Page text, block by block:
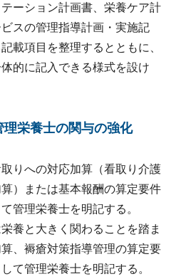
ーション計画書、栄養ケア計
スの管理指導計画・実施記
載項目を整理するとともに、
的に記入できる様式を設け
栄養士の関与の強化
りへの対応加算（看取り介護
）または基本報酬の算定要件
管理栄養士を明記する。
養と大きく関わることを踏ま
、褥瘡対策指導管理の算定要
て管理栄養士を明記する。